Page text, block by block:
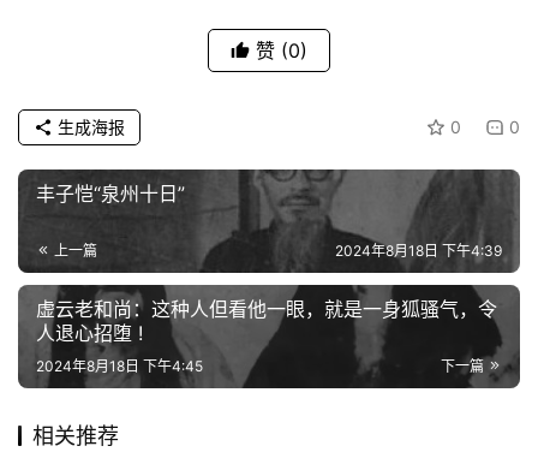
频
纪
录
佛
教
术
赞 (0)
0 0
生成海报
丰子恺“泉州十日”
上一篇 2024年8月18日 下午4:39
虚云老和尚：这种人但看他一眼，就是一身狐骚气，令
人退心招堕 !
下一篇
2024年8月18日 下午4:45
相关推荐